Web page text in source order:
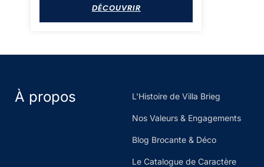
DÉCOUVRIR
À propos L'Histoire de Villa Brieg
Nos Valeurs & Engagements
Blog Brocante & Déco
Le Catalogue de Caractère